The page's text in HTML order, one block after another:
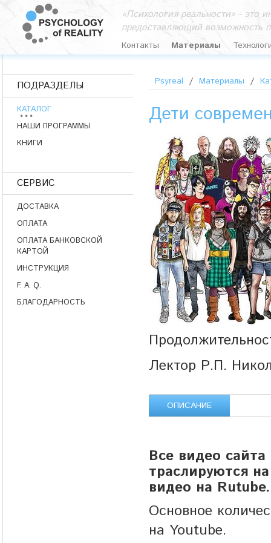
«Психология реальности» - это
предоставляющий возможность
Контакты Материалы
ПОДРАЗДЕЛЫ
КАТАЛОГ
НАШИ ПРОГРАММЫ
КНИГИ
СЕРВИС
ДОСТАВКА
ОПЛАТА
ОПЛАТА БАНКОВСКОЙ
КАРТОЙ
ИНСТРУКЦИЯ
F. A. Q.
БЛАГОДАРНОСТЬ
Psyreal / Материалы /
Дети
Лектор Р.П.
ОПИСАНИЕ
Все видео
траслируются
видео на Rutube.
Основное
на Youtube.